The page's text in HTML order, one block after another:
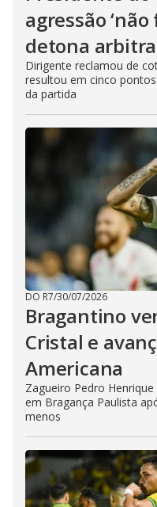
agressão ‘não
detona
Dirigente reclamou de
resultou em cinco
da partida
DO R7/30/07/2026
Bragantino
Cristal e
Americana
Zagueiro Pedro
em Bragança Paulista
menos